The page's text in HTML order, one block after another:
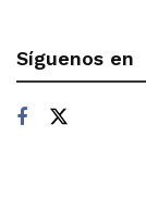
Síguenos en